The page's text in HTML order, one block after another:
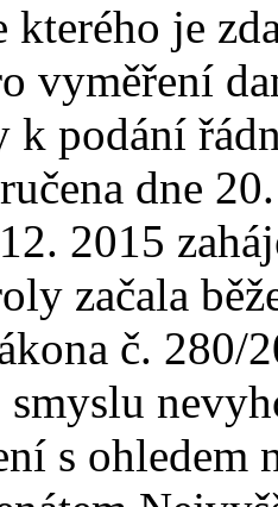
je
vyměření
podání
dne
2015
začala
č. 280/
s ohledem